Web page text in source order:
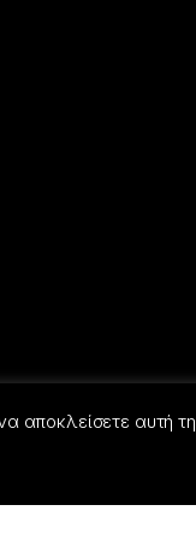
αποκλείσετε αυτή